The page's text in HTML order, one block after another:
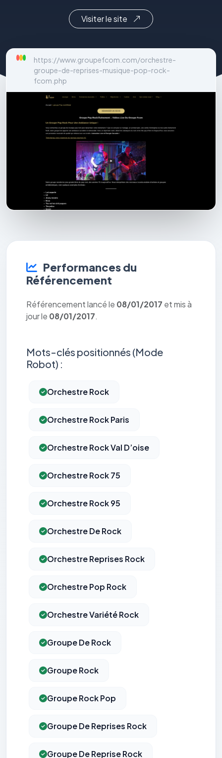
Visiter le site
https://www.groupefcom.com/orchestre-
groupe-de-reprises-musique-pop-rock-
fcom.php
Performances du
Référencement
Référencement lancé le 08/01/2017 et mis à
jour le 08/01/2017.
Mots-clés positionnés (Mode
Robot) :
Orchestre Rock
Orchestre Rock Paris
Orchestre Rock Val D’oise
Orchestre Rock 75
Orchestre Rock 95
Orchestre De Rock
Orchestre Reprises Rock
Orchestre Pop Rock
Orchestre Variété Rock
Groupe De Rock
Groupe Rock
Groupe Rock Pop
Groupe De Reprises Rock
Groupe De Reprise Rock